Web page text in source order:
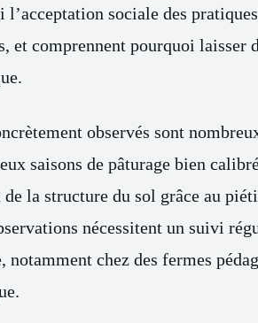
l’acceptation sociale des
et comprennent pourquoi laisser
observés sont
saisons de pâturage bien
la structure du sol grâce au
nécessitent un suivi
notamment chez des fermes